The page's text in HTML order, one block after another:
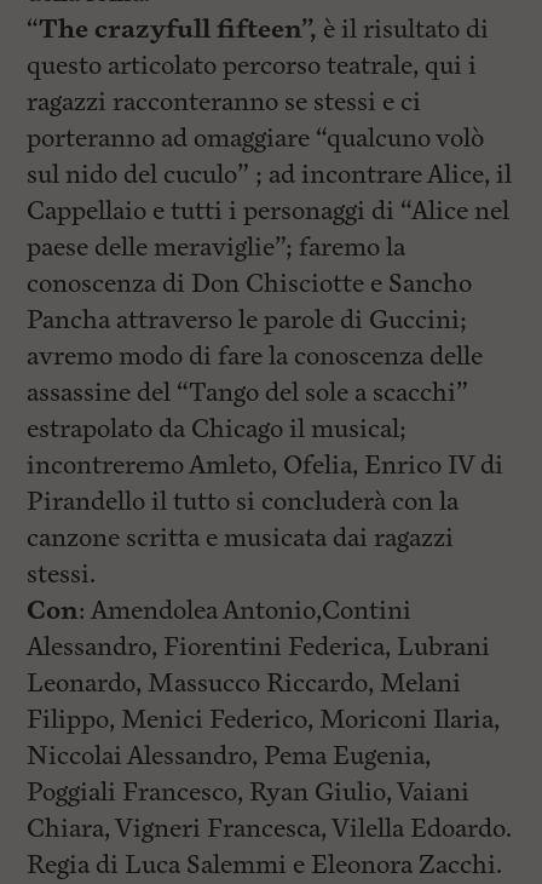
“The crazyfull fifteen”, è il risultato di
questo articolato percorso teatrale, qui i
ragazzi racconteranno se stessi e ci
porteranno ad omaggiare “qualcuno volò
sul nido del cuculo” ; ad incontrare Alice, il
Cappellaio e tutti i personaggi di “Alice nel
paese delle meraviglie”; faremo la
conoscenza di Don Chisciotte e Sancho
Pancha attraverso le parole di Guccini;
avremo modo di fare la conoscenza delle
assassine del “Tango del sole a scacchi”
estrapolato da Chicago il musical;
incontreremo Amleto, Ofelia, Enrico IV di
Pirandello il tutto si concluderà con la
canzone scritta e musicata dai ragazzi
stessi.
Con: Amendolea Antonio,Contini
Alessandro, Fiorentini Federica, Lubrani
Leonardo, Massucco Riccardo, Melani
Filippo, Menici Federico, Moriconi Ilaria,
Niccolai Alessandro, Pema Eugenia,
Poggiali Francesco, Ryan Giulio, Vaiani
Chiara, Vigneri Francesca, Vilella Edoardo.
Regia di Luca Salemmi e Eleonora Zacchi.